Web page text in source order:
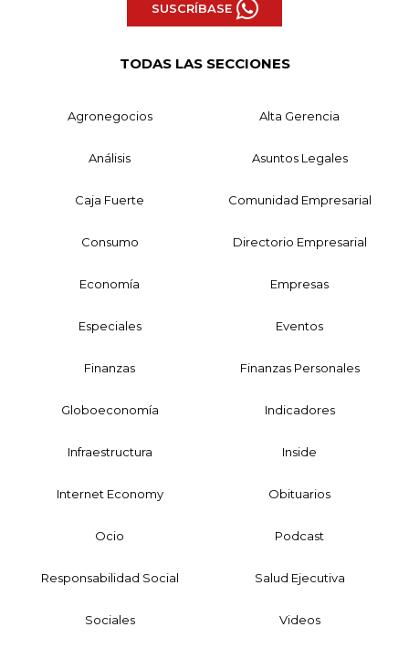
SUSCRÍBASE
TODAS LAS SECCIONES
Agronegocios Alta Gerencia
Análisis Asuntos Legales
Caja Fuerte Comunidad Empresarial
Consumo Directorio Empresarial
Economía Empresas
Especiales Eventos
Finanzas Finanzas Personales
Globoeconomía Indicadores
Infraestructura Inside
Internet Economy Obituarios
Ocio Podcast
Responsabilidad Social Salud Ejecutiva
Sociales Videos